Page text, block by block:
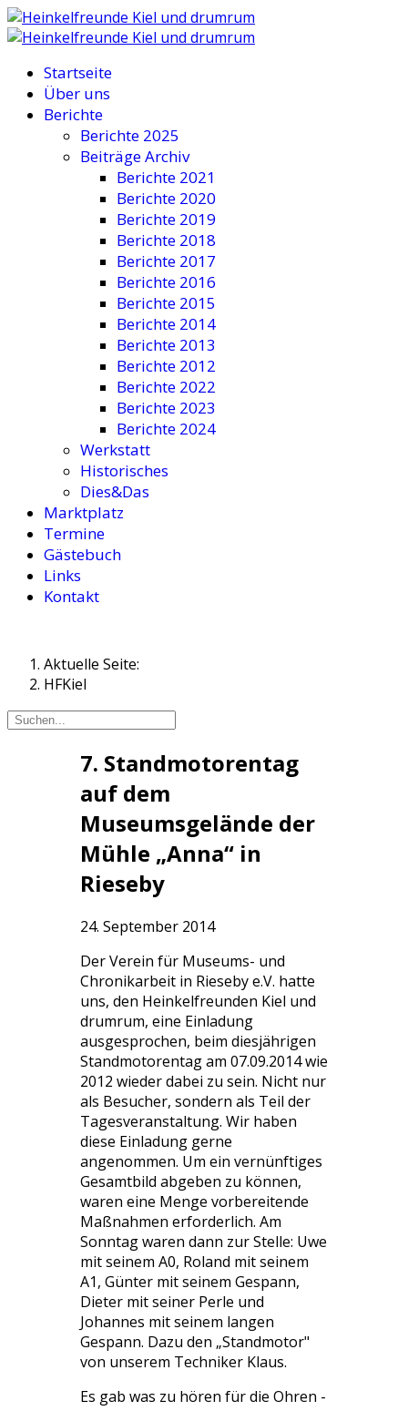
Startseite
Über uns
Berichte
Berichte 2025
Beiträge Archiv
Berichte 2021
Berichte 2020
Berichte 2019
Berichte 2018
Berichte 2017
Berichte 2016
Berichte 2015
Berichte 2014
Berichte 2013
Berichte 2012
Berichte 2022
Berichte 2023
Berichte 2024
Werkstatt
Historisches
Dies&Das
Marktplatz
Termine
Gästebuch
Links
Kontakt
Aktuelle Seite:
HFKiel
7. Standmotorentag
auf dem
Museumsgelände der
Mühle „Anna“ in
Rieseby
24. September 2014
Der Verein für Museums- und
Chronikarbeit in Rieseby e.V. hatte
uns, den Heinkelfreunden Kiel und
drumrum, eine Einladung
ausgesprochen, beim diesjährigen
Standmotorentag am 07.09.2014 wie
2012 wieder dabei zu sein. Nicht nur
als Besucher, sondern als Teil der
Tagesveranstaltung. Wir haben
diese Einladung gerne
angenommen. Um ein vernünftiges
Gesamtbild abgeben zu können,
waren eine Menge vorbereitende
Maßnahmen erforderlich. Am
Sonntag waren dann zur Stelle: Uwe
mit seinem A0, Roland mit seinem
A1, Günter mit seinem Gespann,
Dieter mit seiner Perle und
Johannes mit seinem langen
Gespann. Dazu den „Standmotor"
von unserem Techniker Klaus.
Es gab was zu hören für die Ohren -